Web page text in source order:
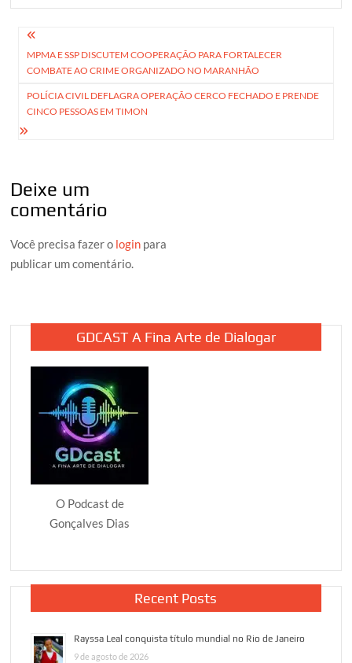
Navegação
de
Post
MPMA E SSP DISCUTEM COOPERAÇÃO PARA FORTALECER
COMBATE AO CRIME ORGANIZADO NO MARANHÃO
POLÍCIA CIVIL DEFLAGRA OPERAÇÃO CERCO FECHADO E PRENDE
CINCO PESSOAS EM TIMON
Deixe um
comentário
Você precisa fazer o login para
publicar um comentário.
GDCAST A Fina Arte de Dialogar
O Podcast de
Gonçalves Dias
Recent Posts
Rayssa Leal conquista título mundial no Rio de Janeiro
9 de agosto de 2026